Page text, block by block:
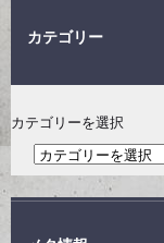
カテゴリー
カテゴリーを選択